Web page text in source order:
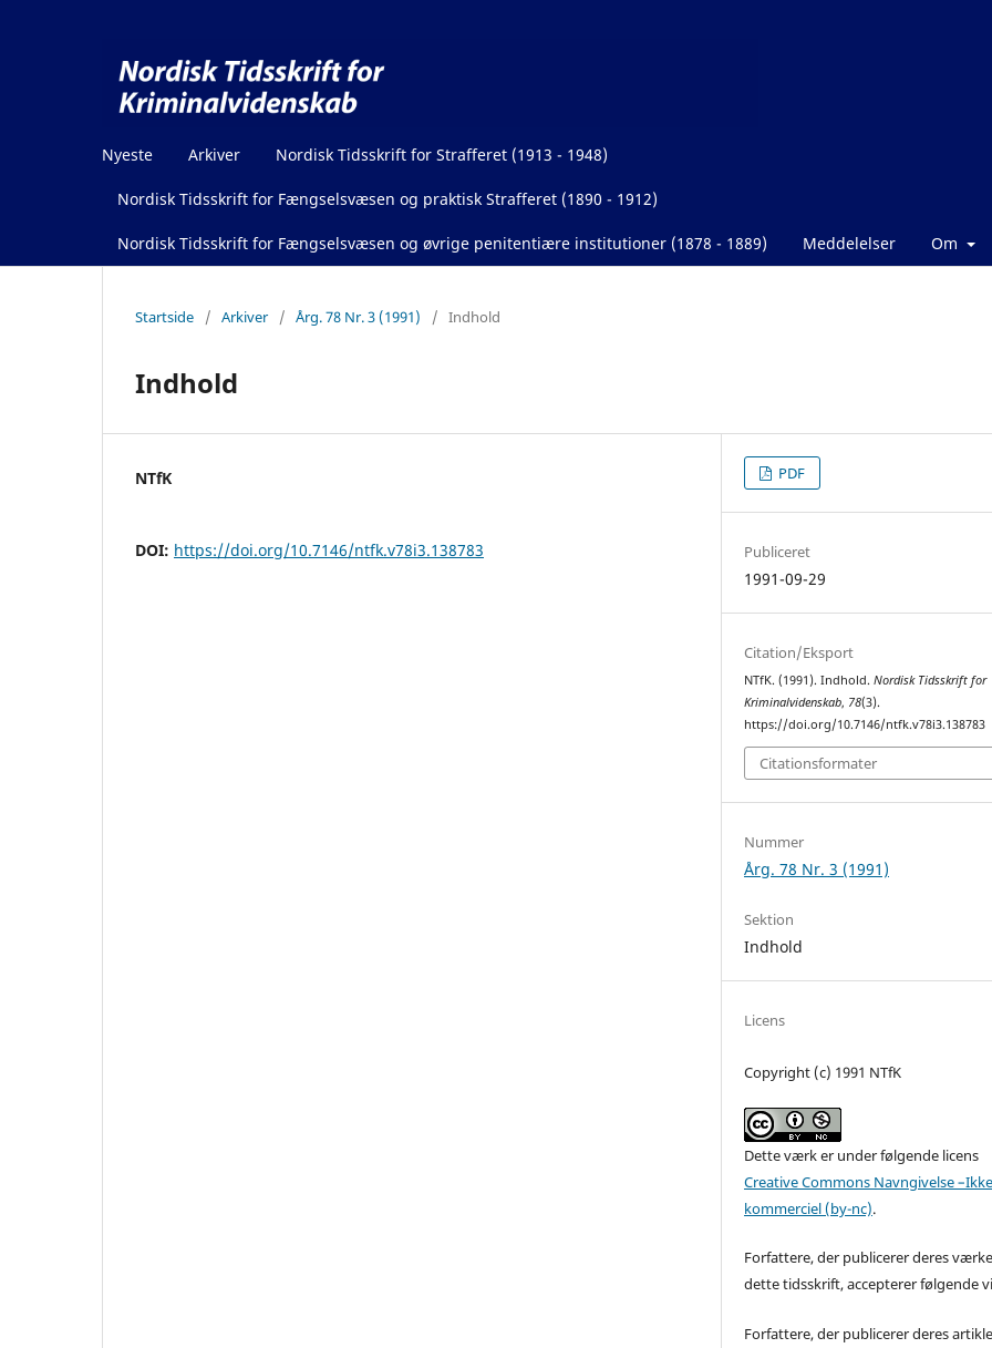
Nyeste Arkiver Nordisk Tidsskrift for Strafferet (1913 - 1948)
Nordisk Tidsskrift for Fængselsvæsen og praktisk Strafferet (1890 - 1912)
Nordisk Tidsskrift for Fængselsvæsen og øvrige penitentiære institutioner (1878 - 1889) Meddelelser Om
Startside / Arkiver / Årg. 78 Nr. 3 (1991) / Indhold
Indhold
NTfK
DOI: https://doi.org/10.7146/ntfk.v78i3.138783
PDF
Publiceret
1991-09-29
Citation/Eksport
NTfK. (1991). Indhold.Nordisk Tidsskrift for
Kriminalvidenskab, 78(3).
https://doi.org/10.7146/ntfk.v78i3.138783
Citationsformater
Nummer
Årg. 78 Nr. 3 (1991)
Sektion
Indhold
Licens
Copyright (c) 1991 NTfK
Dette værk er under følgende licens
Creative Commons Navngivelse
kommerciel (by-nc).
Forfattere, der publicerer deres
dette tidsskrift, accepterer følgende
Forfattere, der publicerer deres